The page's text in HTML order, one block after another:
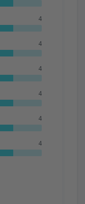
4
4
4
4
4
4